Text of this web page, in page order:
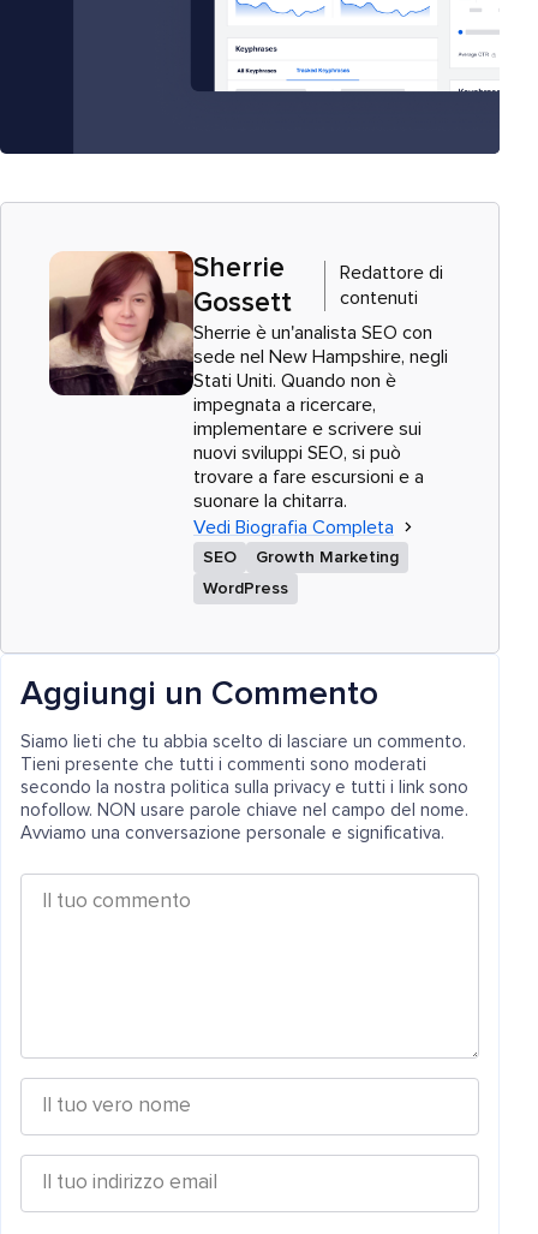
Sherrie
Gossett
Redattore di
contenuti
Sherrie è un'analista SEO con
sede nel New Hampshire, negli
Stati Uniti. Quando non è
impegnata a ricercare,
implementare e scrivere sui
nuovi sviluppi SEO, si può
trovare a fare escursioni e a
suonare la chitarra.
Vedi Biografia Completa
SEO
Growth Marketing
WordPress
Aggiungi un Commento
Siamo lieti che tu abbia scelto di lasciare un commento.
Tieni presente che tutti i commenti sono moderati
secondo la nostra politica sulla privacy e tutti i link sono
nofollow. NON usare parole chiave nel campo del nome.
Avviamo una conversazione personale e significativa.